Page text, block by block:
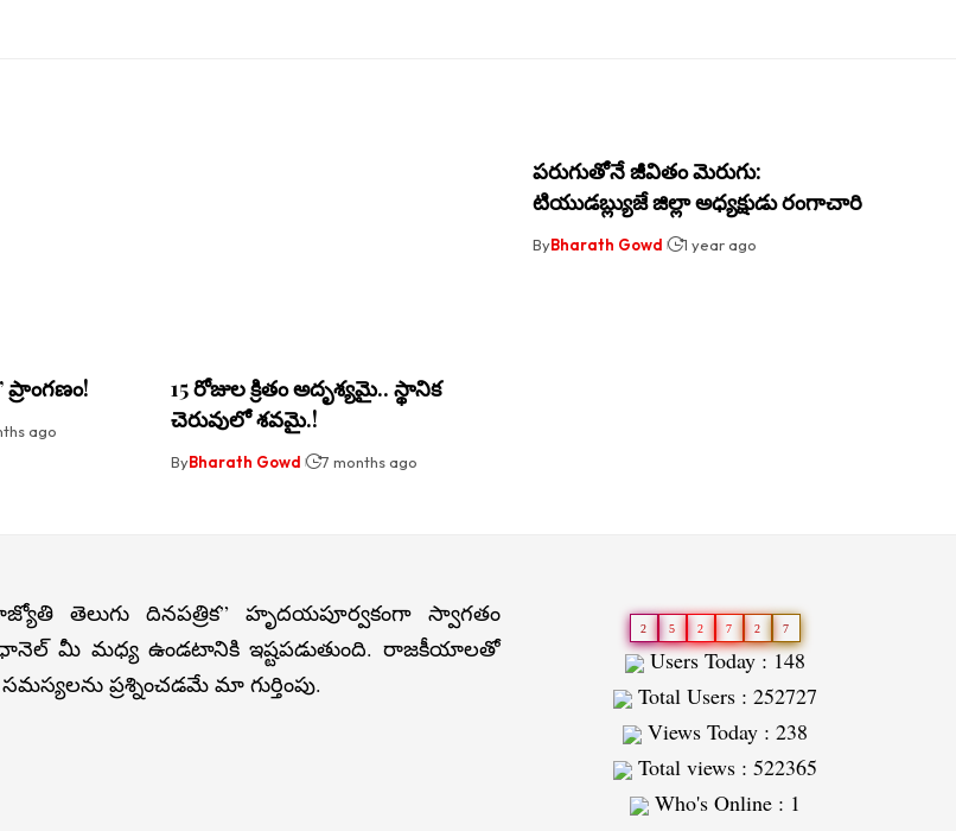
ago
15 రోజుల క్రితం అదృశ్యమై.. స్థానిక
చెరువులో శవమై.!
ByBharath Gowd 7 months ago
పరుగుతోనే జీవితం మెరుగు:
టియుడబ్ల్యుజే జిల్లా అధ్యక్షుడు రంగాచారి
ByBharath Gowd 1 year ago
తెలుగు దినపత్రిక” హృదయపూర్వకంగా స్వాగతం
ఛానెల్ మీ మధ్య ఉండటానికి ఇష్టపడుతుంది. రాజకీయాలతో
ప్రశ్నించడమే మా గుర్తింపు.
2 5 2 7 2 7
Users Today : 148
Total Users : 252727
Views Today : 238
Total views : 522365
Who's Online : 1